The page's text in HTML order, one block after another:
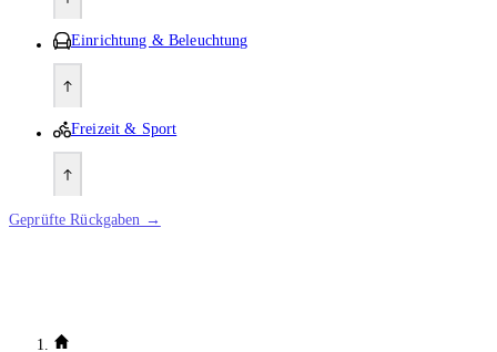
Einrichtung & Beleuchtung
Freizeit & Sport
Geprüfte Rückgaben →